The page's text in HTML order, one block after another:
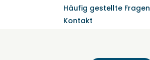
Häufig gestellte Fragen
Kontakt